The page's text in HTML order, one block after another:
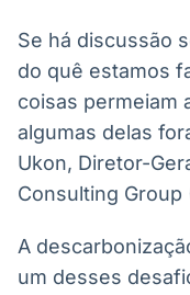
Se há discussão
do quê estamos
coisas permeiam
algumas delas
Ukon, Diretor-
Consulting Group
A
um desses